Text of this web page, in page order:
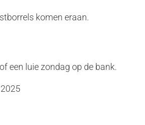
komen eraan.
een luie zondag op de bank.